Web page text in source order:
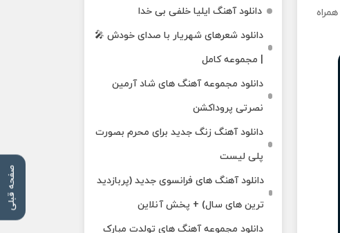
صفحه قبلی
همراه
دانلود آهنگ ایلیا خلفی بی خدا
دانلود شعرهای شهریار با صدای خودش 🎤
| مجموعه کامل
دانلود مجموعه آهنگ های شاد آرمین
نصرتی پروداکشن
دانلود آهنگ زنگ جدید برای محرم بصورت
پلی لیست
دانلود آهنگ های فرانسوی جدید (پربازدید
ترین های سال) + پخش آنلاین
دانلود مجموعه آهنگ های تولدت مبارک